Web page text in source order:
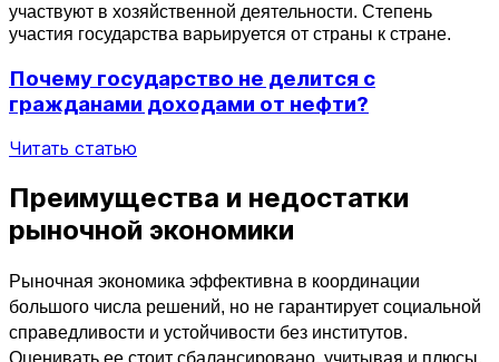
участвуют в хозяйственной деятельности. Степень
участия государства варьируется от страны к стране.
Почему государство не делится с
гражданами доходами от нефти?
Читать статью
Преимущества и недостатки
рыночной экономики
Рыночная экономика эффективна в координации
большого числа решений, но не гарантирует социальной
справедливости и устойчивости без институтов.